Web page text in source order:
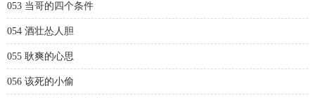
053 当哥的四个条件
054 酒壮怂人胆
055 耿爽的心思
056 该死的小偷